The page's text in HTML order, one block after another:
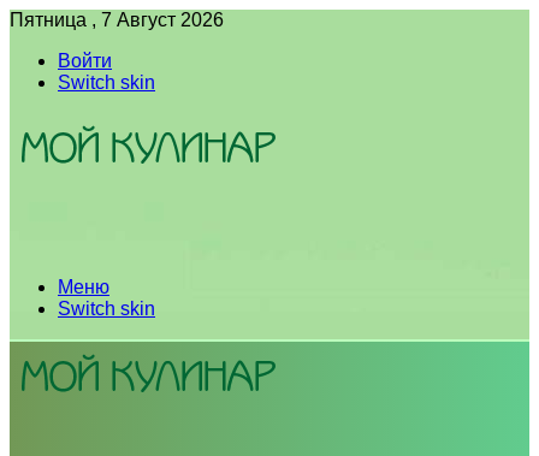
Пятница , 7 Август 2026
Войти
Switch skin
Меню
Switch skin